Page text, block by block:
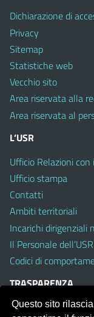
Dichiarazione di
Privacy
Sitemap
Statistiche web
Vecchio sito
Area riservata alla
Area riservata al
L’USR
Ufficio Relazioni con
Ufficio stampa
Contatti
Ambiti territoriali
Incarichi dirigenziali
Il Personale dell’USR
Codici di
TRASPARENZA
Albo on line
Questo sito